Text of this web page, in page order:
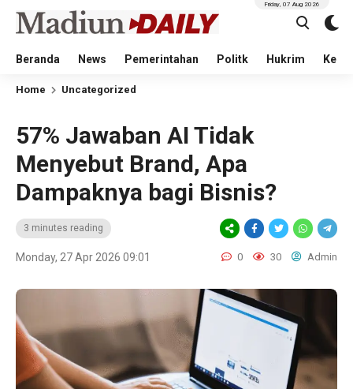
Beranda News Pemerintahan Politk Hukrim
Friday, 07 Aug 2026
Home Uncategorized
57% Jawaban AI Tidak
Menyebut Brand, Apa
Dampaknya bagi Bisnis?
3 minutes reading
Monday, 27 Apr 2026 09:01 0 30 Admin